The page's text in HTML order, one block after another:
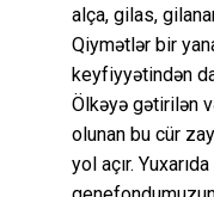
alça, gilas,
Qiymətlər bir
keyfiyyətindən
Ölkəyə gətirilən
olunan bu cür
yol açır.